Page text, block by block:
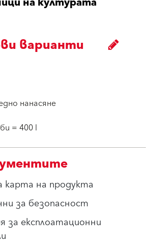
варианти
нанасяне
= 400 l
карта на продукта
за безопасност
за експлоатационни